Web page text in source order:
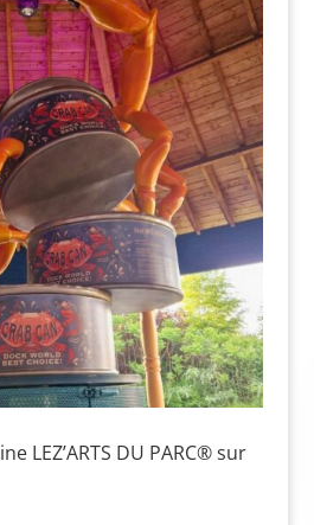
LEZ’ARTS DU PARC® sur